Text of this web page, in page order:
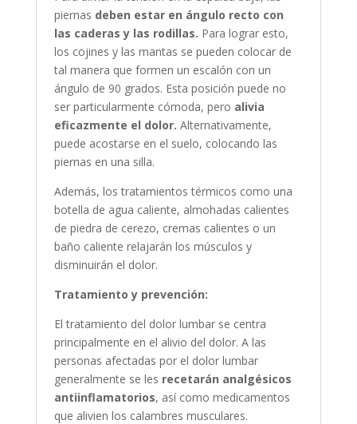
piernas deben estar en ángulo recto con
las caderas y las rodillas. Para lograr esto,
los cojines y las mantas se pueden colocar de
tal manera que formen un escalón con un
ángulo de 90 grados. Esta posición puede no
ser particularmente cómoda, pero alivia
eficazmente el dolor.Alternativamente,
puede acostarse en el suelo, colocando las
piernas en una silla.
Además, los tratamientos térmicos como una
botella de agua caliente, almohadas calientes
de piedra de cerezo, cremas calientes o un
baño caliente relajarán los músculos y
disminuirán el dolor.
Tratamiento y prevención:
El tratamiento del dolor lumbar se centra
principalmente en el alivio del dolor. A las
personas afectadas por el dolor lumbar
generalmente se les recetarán analgésicos
antiinflamatorios, así como medicamentos
que alivien los calambres musculares.